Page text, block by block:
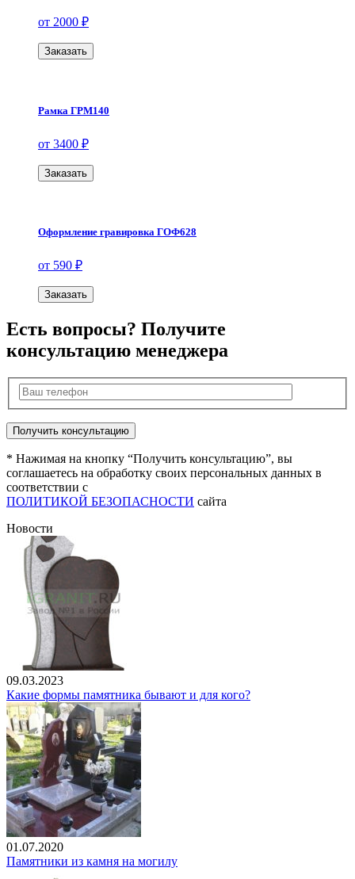
от 2000 ₽
Заказать
Рамка ГРМ140
от 3400 ₽
Заказать
Оформление гравировка ГОФ628
от 590 ₽
Заказать
Есть вопросы? Получите
консультацию менеджера
* Нажимая на кнопку “Получить консультацию”, вы
соглашаетесь на обработку своих персональных данных в
соответствии с
ПОЛИТИКОЙ БЕЗОПАСНОСТИ сайта
Новости
09.03.2023
Какие формы памятника бывают и для кого?
01.07.2020
Памятники из камня на могилу